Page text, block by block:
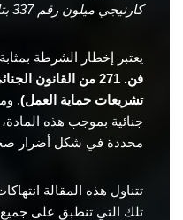
كارنيجي ميلون رقم 337 بتاريخ 17/04/2019
يعتبر إخطار الشرطة
فن. 271 من القانون
تشريعات حماية العمل).
جنائية بموجب هذه
محددة في شكل أضرار
تتناول هذه المقالة
تلك التي تنطبق على